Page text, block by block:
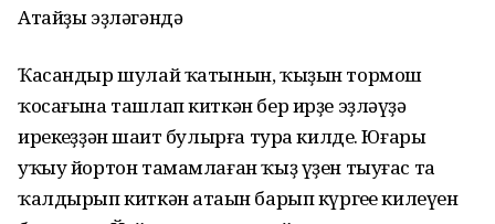
Атайҙы эҙләгәндә
Ҡасандыр шулай ҡатынын, ҡыҙын тормош
ҡосағына ташлап киткән бер ирҙе эҙләүҙә
ирекһеҙҙән шаһит булырға тура килде. Юғары
уҡыу йортон тамамлаған ҡыҙ үҙен тыуғас та
ҡалдырып киткән атаһын барып күргеһе килеүен